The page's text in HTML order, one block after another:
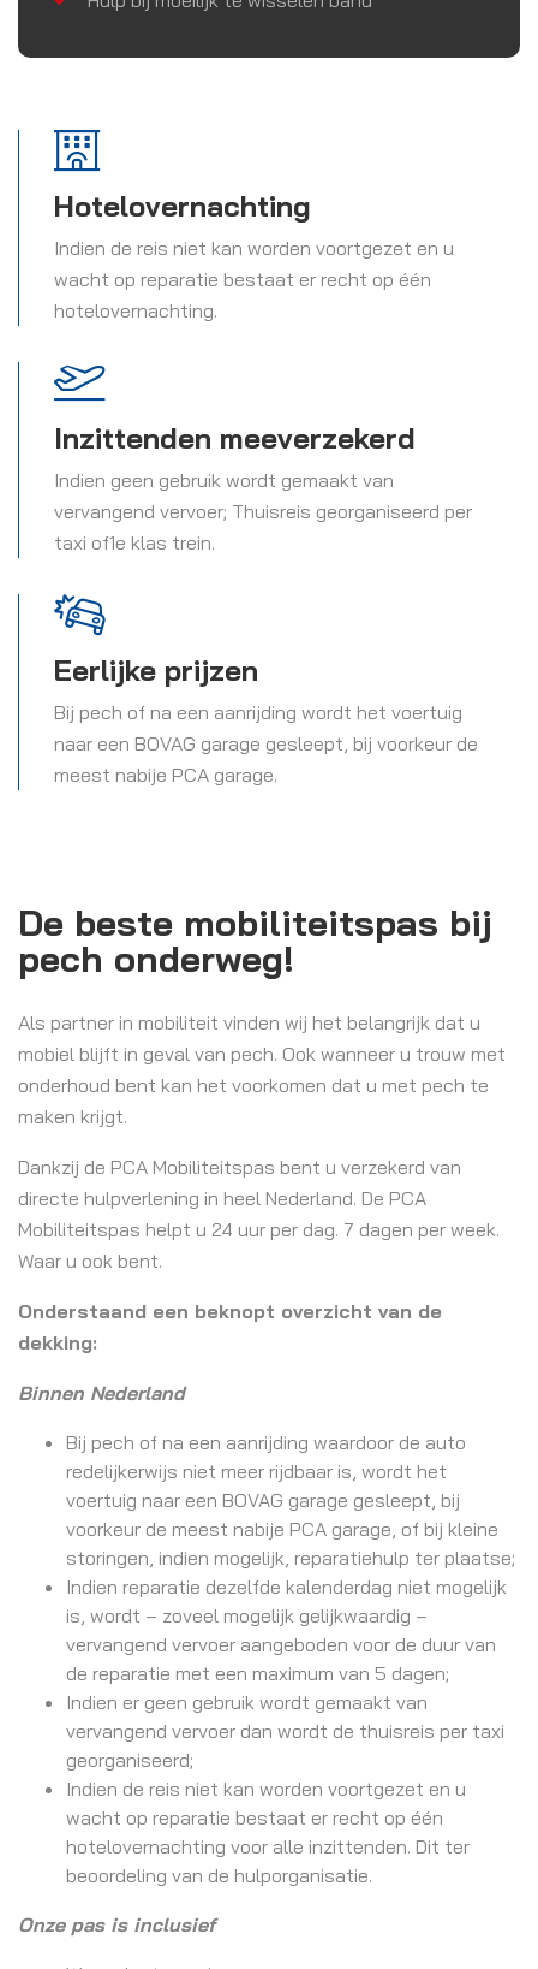
Hotelovernachting
Indien de reis niet kan worden voortgezet en u
wacht op reparatie bestaat er recht op één
hotelovernachting.
Inzittenden meeverzekerd
Indien geen gebruik wordt gemaakt van
vervangend vervoer; Thuisreis georganiseerd per
taxi of1e klas trein.
Eerlijke prijzen
Bij pech of na een aanrijding wordt het voertuig
naar een BOVAG garage gesleept, bij voorkeur de
meest nabije PCA garage.
De beste mobiliteitspas bij
pech onderweg!
Als partner in mobiliteit vinden wij het belangrijk dat u
mobiel blijft in geval van pech. Ook wanneer u trouw met
onderhoud bent kan het voorkomen dat u met pech te
maken krijgt.
Dankzij de PCA Mobiliteitspas bent u verzekerd van
directe hulpverlening in heel Nederland. De PCA
Mobiliteitspas helpt u 24 uur per dag. 7 dagen per week.
Waar u ook bent.
Onderstaand een beknopt overzicht van de
dekking:
Binnen Nederland
Bij pech of na een aanrijding waardoor de auto
redelijkerwijs niet meer rijdbaar is, wordt het
voertuig naar een BOVAG garage gesleept, bij
voorkeur de meest nabije PCA garage, of bij kleine
storingen, indien mogelijk, reparatiehulp ter plaatse;
Indien reparatie dezelfde kalenderdag niet mogelijk
is, wordt – zoveel mogelijk gelijkwaardig –
vervangend vervoer aangeboden voor de duur van
de reparatie met een maximum van 5 dagen;
Indien er geen gebruik wordt gemaakt van
vervangend vervoer dan wordt de thuisreis per taxi
georganiseerd;
Indien de reis niet kan worden voortgezet en u
wacht op reparatie bestaat er recht op één
hotelovernachting voor alle inzittenden. Dit ter
beoordeling van de hulporganisatie.
Onze pas is inclusief